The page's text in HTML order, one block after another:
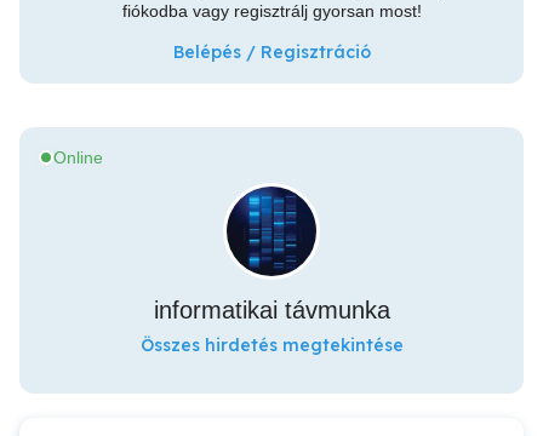
fiókodba vagy regisztrálj gyorsan most!
Belépés / Regisztráció
Online
informatikai távmunka
Összes hirdetés megtekintése